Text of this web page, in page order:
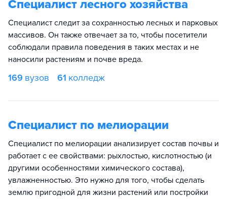
Специалист лесного хозяйства
Специалист следит за сохранностью лесных и парковых
массивов. Он также отвечает за то, чтобы посетители
соблюдали правила поведения в таких местах и не
наносили растениям и почве вреда.
169 вузов 61 колледж
Специалист по мелиорации
Специалист по мелиорации анализирует состав почвы и
работает с ее свойствами: рыхлостью, кислотностью (и
другими особенностями химического состава),
увлажненностью. Это нужно для того, чтобы сделать
землю пригодной для жизни растений или постройки